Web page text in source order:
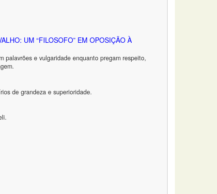
UM “FILOSOFO” EM OPOSIÇÃO À
palavrões e vulgaridade enquanto pregam respeito,
de grandeza e superioridade.